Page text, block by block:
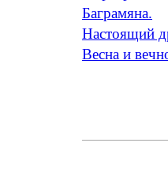
Баграмяна.
Настоящий
Весна и